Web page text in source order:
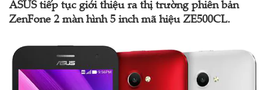
ASUS tiếp tục giới thiệu ra thị trường phiên bản
ZenFone 2 màn hình 5 inch mã hiệu ZE500CL.